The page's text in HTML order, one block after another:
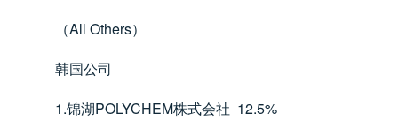
（All Others）
韩国公司
1.锦湖POLYCHEM株式会社 12.5%